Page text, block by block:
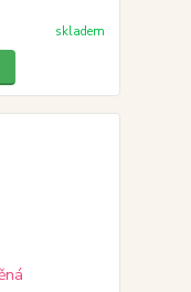
skladem